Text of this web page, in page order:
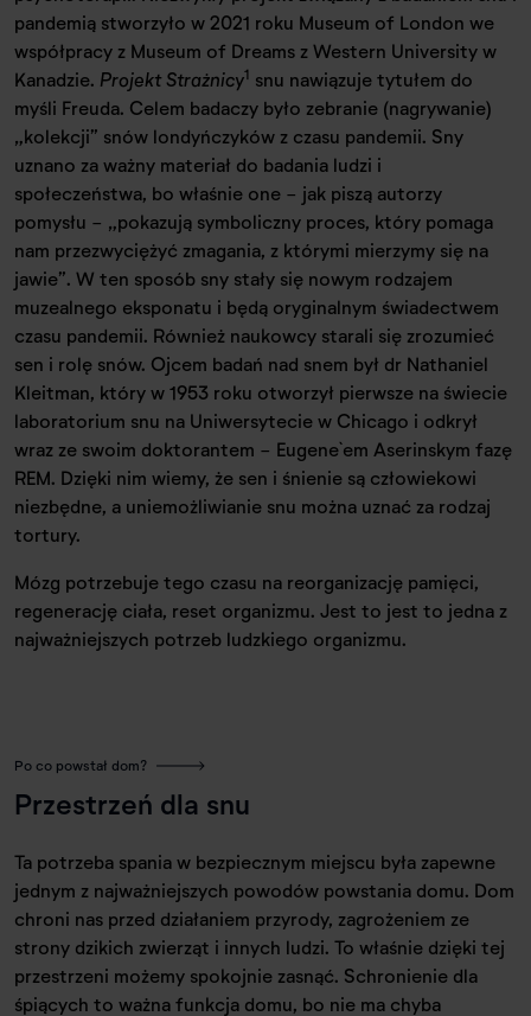
pandemią stworzyło w 2021 roku Museum of London we
współpracy z Museum of Dreams z Western University w
Kanadzie. Projekt Strażnicy1 snu nawiązuje tytułem do
myśli Freuda. Celem badaczy było zebranie (nagrywanie)
„kolekcji” snów londyńczyków z czasu pandemii. Sny
uznano za ważny materiał do badania ludzi i
społeczeństwa, bo właśnie one - jak piszą autorzy
pomysłu - „pokazują symboliczny proces, który pomaga
nam przezwyciężyć zmagania, z którymi mierzymy się na
jawie”. W ten sposób sny stały się nowym rodzajem
muzealnego eksponatu i będą oryginalnym świadectwem
czasu pandemii. Również naukowcy starali się zrozumieć
sen i rolę snów. Ojcem badań nad snem był dr Nathaniel
Kleitman, który w 1953 roku otworzył pierwsze na świecie
laboratorium snu na Uniwersytecie w Chicago i odkrył
wraz ze swoim doktorantem - Eugene`em Aserinskym fazę
REM. Dzięki nim wiemy, że sen i śnienie są człowiekowi
niezbędne, a uniemożliwianie snu można uznać za rodzaj
tortury.
Mózg potrzebuje tego czasu na reorganizację pamięci,
regenerację ciała, reset organizmu. Jest to jest to jedna z
najważniejszych potrzeb ludzkiego organizmu.
Po co powstał dom?
Przestrzeń dla snu
Ta potrzeba spania w bezpiecznym miejscu była zapewne
jednym z najważniejszych powodów powstania domu. Dom
chroni nas przed działaniem przyrody, zagrożeniem ze
strony dzikich zwierząt i innych ludzi. To właśnie dzięki tej
przestrzeni możemy spokojnie zasnąć. Schronienie dla
śpiących to ważna funkcja domu, bo nie ma chyba